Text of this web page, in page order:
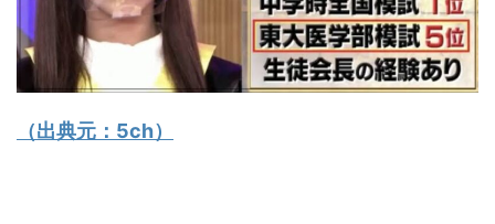
（出典元： 5ch）